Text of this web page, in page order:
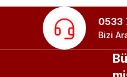
0533
Bizi